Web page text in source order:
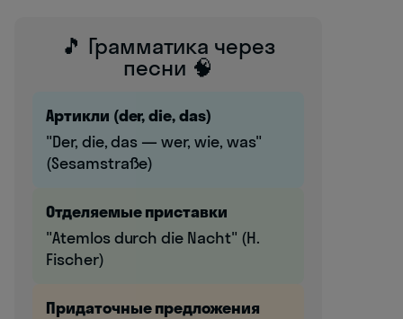
🎵 Грамматика через
песни 🧠
Артикли (der, die, das)
"Der, die, das — wer, wie, was"
(Sesamstraße)
Отделяемые приставки
"Atemlos durch die Nacht" (H.
Fischer)
Придаточные предложения